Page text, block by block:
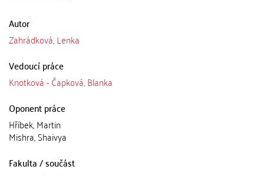
Autor
Zahrádková, Lenka
Vedoucí práce
Knotková - Čapková, Blanka
Oponent práce
Hříbek, Martin
Mishra, Shaivya
Fakulta / součást